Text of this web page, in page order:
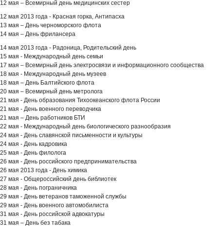
12 мая – Всемирный день медицинских сестер
12 мая 2013 года - Красная горка, Антипасха
13 мая – День черноморского флота
14 мая – День фрилансера
14 мая 2013 года - Радоница, Родительский день
15 мая - Международный день семьи
17 мая – Всемирный день электросвязи и информационного сообщества
18 мая - Международный день музеев
18 мая – День Балтийского флота
20 мая – Всемирный день метролога
21 мая - День образования Тихоокеанского флота России
21 мая - День военного переводчика
21 мая – День работников БТИ
22 мая - Международный день биологического разнообразия
24 мая - День славянской письменности и культуры
24 мая - День кадровика
25 мая - День филолога
26 мая - День российского предпринимательства
26 мая 2013 года - День химика
27 мая - Общероссийский день библиотек
28 мая - День пограничника
29 мая - День ветеранов таможенной службы
29 мая - День военного автомобилиста
31 мая - День российской адвокатуры
31 мая – День без табака